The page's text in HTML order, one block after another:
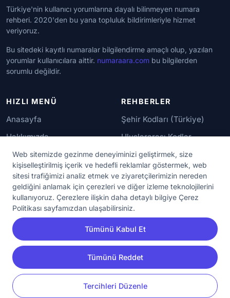
Web sitemizde gezinme deneyiminizi geliştirmek, size
kişiselleştirilmiş içerik ve hedefli reklamlar göstermek, web
sitesi trafiğimizi analiz etmek ve ziyaretçilerimizin nereden
geldiğini anlamak için çerezleri ve diğer izleme teknolojilerini
kullanıyoruz. Çerezlere ilişkin daha detaylı bilgiye Çerez
Politikası sayfamızdan ulaşabilirsiniz.
Tümünü Kabul Et
Tümünü Reddet
Tercihleri Düzenle
Türkiye'nin kullanıcı yorumlarına dayalı bilinmeyen numara
rehberi. 2020'den bu yana topluluk bildirimleriyle hizmet
veriyoruz.
Bu sitedeki kayıtlı numaralar bilgilendirme amaçlı olup, yazılan
yorumlar kullanıcılara aittir. numaraara.com bu bilgilerden
sorumlu değildir.
HIZLI MENÜ
Anasayfa
Hakkımızda
İletişim
REHBERLER
Şehir Kodları (Türkiye)
Uluslararası Kodlar
Güvenilir Numaralar
YASAL KORUMA
Kullanım Koşulları
Gizlilik Sözleşmesi
KVKK Aydınlatma Metni
Çerez Ayarları